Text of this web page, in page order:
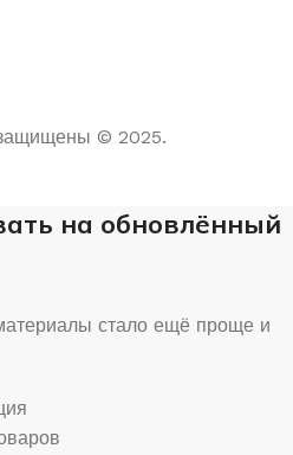
© 2025.
на обновлённый
стало ещё проще и